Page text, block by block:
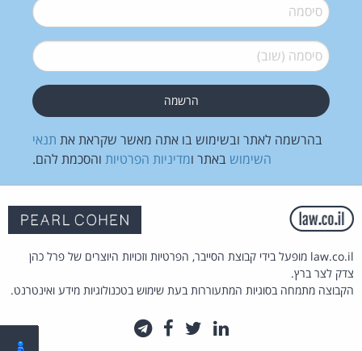
סיסמה*
סיסמה (שוב)*
בהרשמה לאתר ובשימוש בו אתה מאשר שקראת את תנאי
השימוש באתר ומדיניות הפרטיות והסכמת להם.
law.co.il מופעל בידי קבוצת הסייבר, הפרטיות וזכויות היוצרים של פרל כהן
צדק לצר ברץ.
הקבוצה מתמחה בסוגיות המתעוררות בעת שימוש בטכנולוגיות מידע ואינטרנט.
לינקדאין
טוויטרפייסבוק